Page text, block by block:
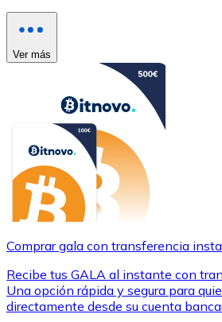
Ver más
Comprar gala con transferencia
Recibe tus GALA al instante con
Una opción rápida y segura para
directamente desde su cuenta